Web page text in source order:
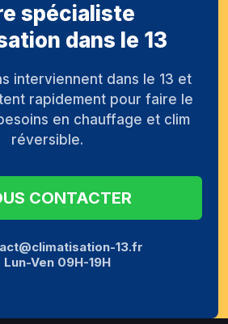
spécialiste
dans le 13
interviennent dans le 13 et
rapidement pour faire le
en chauffage et clim
réversible.
CONTACTER
13.fr
Lun-Ven 09H-19H